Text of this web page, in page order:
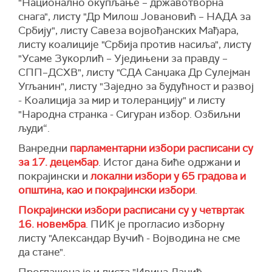
снага", листу "Др Милош Јовановић – НАДА за
Србију", листу Савеза војвођанских Мађара,
листу коалиције "Србија против насиља", листу
"Усаме Зукорлић – Уједињени за правду –
СПП–ДСХВ", листу "СДА Санџака Др Сулејман
Угљанин", листу "Заједно за будућност и развој
- Коалиција за мир и толеранцију" и листу
"Народна странка - Сигуран избор. Озбиљни
људи“.
Ванредни парламентарни избори расписани су
за 17. децембар. Истог дана биће одржани и
покрајински и локални избори у 65 градова и
општина, као и покрајински избори.
Покрајински избори расписани су у четвртак
16. новембра. ПИК је прогласио изборну
листу "Александар Вучић - Војводина не сме
да стане".